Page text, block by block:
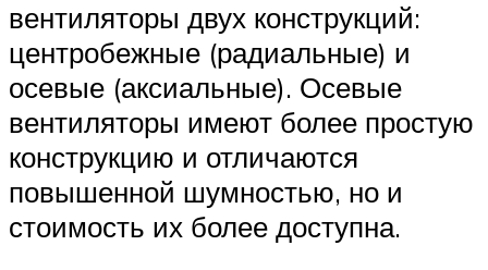
вентиляторы двух конструкций:
центробежные (радиальные) и
осевые (аксиальные). Осевые
вентиляторы имеют более простую
конструкцию и отличаются
повышенной шумностью, но и
стоимость их более доступна.